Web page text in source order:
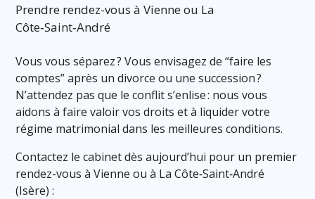
Prendre rendez-vous à Vienne ou La
Côte‑Saint‑André
Vous vous séparez ? Vous envisagez de “faire les
comptes” après un divorce ou une succession ?
N’attendez pas que le conflit s’enlise : nous vous
aidons à faire valoir vos droits et à liquider votre
régime matrimonial dans les meilleures conditions.
Contactez le cabinet dès aujourd’hui pour un premier
rendez-vous à Vienne ou à La Côte‑Saint‑André
(Isère) :